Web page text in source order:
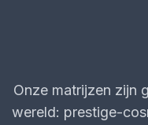
Onze matrijzen zijn
wereld: prestige-